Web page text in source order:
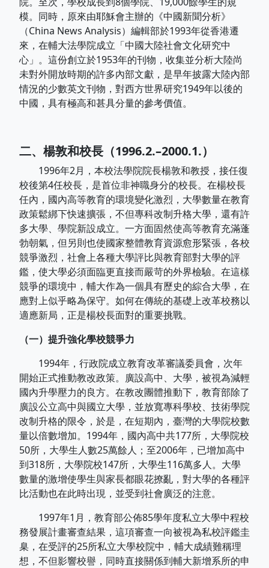
模。同時，原來由耶穌會主辦的《中國新聞分析》
（China News Analysis）編輯部於1993年從香港遷
來，在輔大法學院成立「中國大陸社會文化研究中
心」。這份創立於1953年的刊物，收集並分析大陸尚
未對外開放時期的許多內部文獻，是早年披露大陸內部
情況的少數英文刊物，對西方世界研究1949年以後的
中國，具有極高和甚具分量的參考價值。
二、楊敦和校長（1996.2.–2000.1.）
1996年2月，本校法學院院長楊敦和教授，接任復
校後第4任校長，是首位非神職身分的校長。在楊校長
任內，國內高等教育的環境變化激烈，大學數量在教育
政策鬆綁下快速擴張，不但專科改制升格大學，還有許
多大學、學院新設成立。一方面固然使高等教育充滿蓬
勃朝氣，但另則也使國家整體教育資源愈形緊張，各校
競爭激烈，社會上各種大學評比與教育部對大學的評
鑑，使大學必須面臨更直接而嚴苛的外界檢驗。在這樣
競爭的環境中，輔大作為一個具有歷史的綜合大學，在
應對上似乎略為保守。如何在傳統的基礎上改革校務以
適應新局，正是楊校長面對的重要挑戰。
（一）提升強化學校競爭力
1994年，行政院成立教育改革審議委員會，次年
開始正式推動教改政策。廣設高中、大學，被視為減輕
國內升學壓力的良方。在教改團體推動下，教育部除了
廣設公立高中與國立大學，並放寬專科學校、技術學院
改制升格的限令，於是，在短期內，臺灣的大學院校數
量以倍數增加。1994年，國內高中共177所，大學院校
50所，大學生人數25萬餘人；至2006年，已增加高中
到318所，大學院校147所，大學生116萬多人。大學
數量的激增使學生與家長都眼花撩亂，對大學的各種評
比活動也在此時出現，並受到社會廣泛的注意。
1997年1月，教育部公佈85學年度私立大學中程校
務發展計畫審查結果，這項審查一向被視為私校評鑑圭
臬，在受評的25所私立大學校院中，輔大成績難稱理
想，不但影響校譽，同時直接關係到輔大新增系所的申